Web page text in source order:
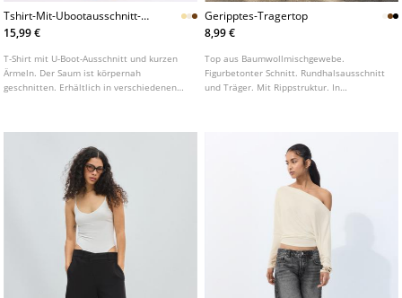
Tshirt-Mit-Ubootausschnitt-
Und-Kurzen-Armeln
15,99 €
T-Shirt mit U-Boot-Ausschnitt und kurzen
Ärmeln. Der Saum ist körpernah
geschnitten. Erhältlich in verschiedenen
Geripptes-Tragertop
8,99 €
Top aus Baumwollmischgewebe.
Figurbetonter Schnitt. Rundhalsausschnitt
und Träger. Mit Rippstruktur. In